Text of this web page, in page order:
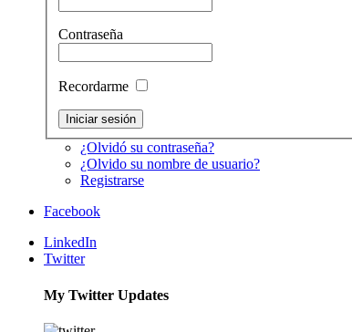
Contraseña
Recordarme
¿Olvidó su contraseña?
¿Olvido su nombre de usuario?
Registrarse
Facebook
LinkedIn
Twitter
My Twitter Updates